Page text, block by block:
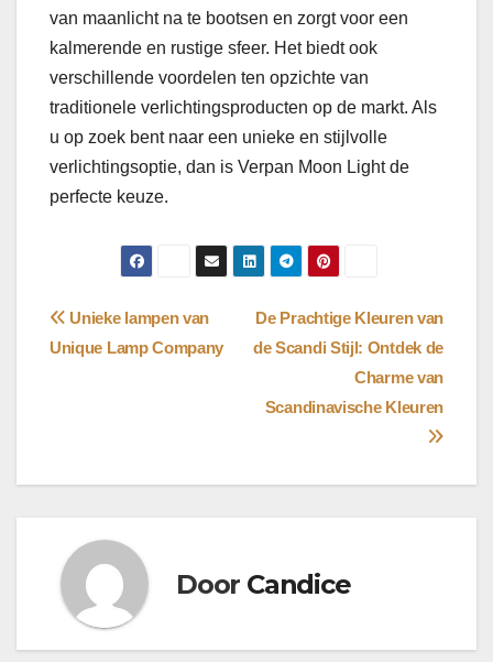
van maanlicht na te bootsen en zorgt voor een
kalmerende en rustige sfeer. Het biedt ook
verschillende voordelen ten opzichte van
traditionele verlichtingsproducten op de markt. Als
u op zoek bent naar een unieke en stijlvolle
verlichtingsoptie, dan is Verpan Moon Light de
perfecte keuze.
Bericht
navigatie
De Prachtige Kleuren van
de Scandi Stijl: Ontdek de
Charme van
Scandinavische Kleuren
Unieke lampen van
Unique Lamp Company
Door Candice